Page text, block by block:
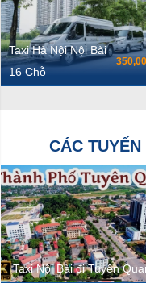
Taxi Hà Nội Nội Bài
16 Chỗ
CÁC
Taxi Nội Bài đi Tuyên